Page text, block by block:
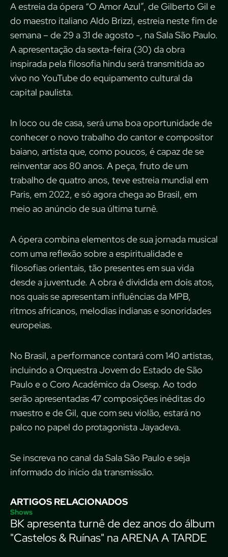
A estreia da ópera “O Amor Azul”, de Gilberto Gil e
do maestro italiano Aldo Brizzi, estreia neste fim de
semana – de 29 a 31 de agosto -, na Sala São Paulo.
A apresentação da sexta-feira (30) da obra
inspirada pela filosofia hindu será transmitida ao
vivo no YouTube do equipamento cultural da
capital paulista.
In loco ou de casa, será uma boa oportunidade de
conhecer o novo trabalho do cantor e compositor
baiano, artista que, como poucos, é capaz de se
reinventar aos 80 anos. A peça, fruto de um
trabalho de quatro anos, teve estreia mundial em
Paris, em 2022, e só agora chega ao Brasil, em
meio ao anúncio de sua última turnê.
A ópera combina elementos de sua jornada musical
com uma reflexão sobre a espiritualidade e
filosofias orientais, tão presentes em sua vida
desde a juventude. A obra é dividida em dois atos,
nos quais se apresentam influências da MPB,
ritmos africanos, melodias indianas e sonoridades
europeias.
No Brasil, a performance contará com 140 artistas,
incluindo a Orquestra Jovem do Estado de São
Paulo e o Coro Acadêmico da Osesp. Ao todo
serão apresentadas 47 composições inéditas do
maestro e de Gil, que com seu violão, estará no
palco no papel do protagonista Jayadeva.
Se inscreva no canal da Sala São Paulo e seja
informado do início da transmissão.
ARTIGOS RELACIONADOS
Shows
BK apresenta turnê de dez anos do álbum
"Castelos & Ruínas" na ARENA A TARDE